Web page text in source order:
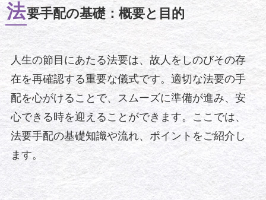
法要手配の基礎：概要と目的
人生の節目にあたる法要は、故人をしのびその存
在を再確認する重要な儀式です。適切な法要の手
配を心がけることで、スムーズに準備が進み、安
心できる時を迎えることができます。ここでは、
法要手配の基礎知識や流れ、ポイントをご紹介し
ます。